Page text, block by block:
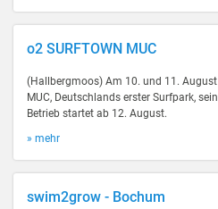
o2 SURFTOWN MUC
(Hallbergmoos) Am 10. und 11. August
MUC, Deutschlands erster Surfpark,
Betrieb startet ab 12. August.
» mehr
swim2grow - Bochum